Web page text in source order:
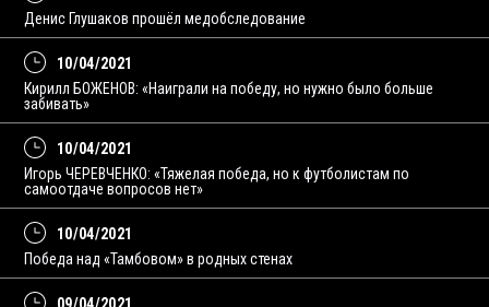
Денис Глушаков прошёл медобследование
10/04/2021
Кирилл БОЖЕНОВ: «Наиграли на победу, но нужно было больше
забивать»
10/04/2021
Игорь ЧЕРЕВЧЕНКО: «Тяжелая победа, но к футболистам по
самоотдаче вопросов нет»
10/04/2021
Победа над «Тамбовом» в родных стенах